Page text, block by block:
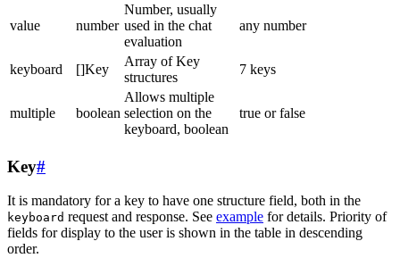
value number
Number, usually
used in the chat
evaluation
any number
keyboard []Key
Array of Key
structures
7 keys
multiple boolean
Allows multiple
selection on the
keyboard, boolean
true or false
Key#
It is mandatory for a key to have one structure field, both in the
keyboard request and response. See example for details. Priority of
fields for display to the user is shown in the table in descending
order.